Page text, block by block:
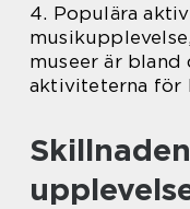
4. Populära
museer är bland
aktiviteterna för